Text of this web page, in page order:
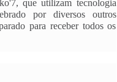
que utilizam tecnologia
por diversos outros
para receber todos os